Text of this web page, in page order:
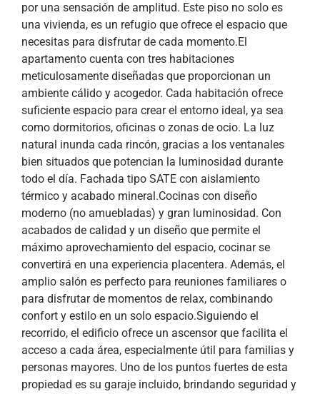
por una sensación de amplitud. Este piso no solo es
una vivienda, es un refugio que ofrece el espacio que
necesitas para disfrutar de cada momento.El
apartamento cuenta con tres habitaciones
meticulosamente diseñadas que proporcionan un
ambiente cálido y acogedor. Cada habitación ofrece
suficiente espacio para crear el entorno ideal, ya sea
como dormitorios, oficinas o zonas de ocio. La luz
natural inunda cada rincón, gracias a los ventanales
bien situados que potencian la luminosidad durante
todo el día. Fachada tipo SATE con aislamiento
térmico y acabado mineral.Cocinas con diseño
moderno (no amuebladas) y gran luminosidad. Con
acabados de calidad y un diseño que permite el
máximo aprovechamiento del espacio, cocinar se
convertirá en una experiencia placentera. Además, el
amplio salón es perfecto para reuniones familiares o
para disfrutar de momentos de relax, combinando
confort y estilo en un solo espacio.Siguiendo el
recorrido, el edificio ofrece un ascensor que facilita el
acceso a cada área, especialmente útil para familias y
personas mayores. Uno de los puntos fuertes de esta
propiedad es su garaje incluido, brindando seguridad y